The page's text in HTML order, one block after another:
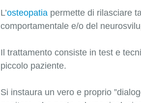
L’osteopatia permette di rilasciare
comportamentale e/o del
Il trattamento consiste in test e
piccolo paziente.
Si instaura un vero e proprio